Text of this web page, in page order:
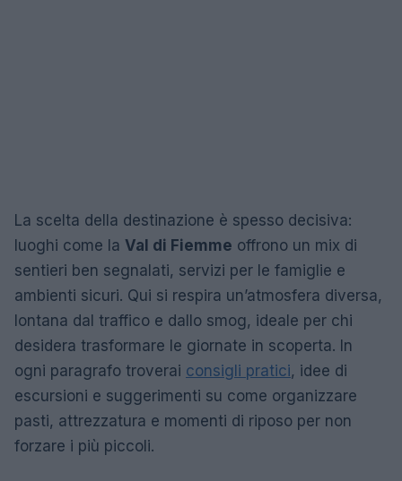
La scelta della destinazione è spesso decisiva:
luoghi come la Val di Fiemme offrono un mix di
sentieri ben segnalati, servizi per le famiglie e
ambienti sicuri. Qui si respira un’atmosfera diversa,
lontana dal traffico e dallo smog, ideale per chi
desidera trasformare le giornate in scoperta. In
ogni paragrafo troverai consigli pratici, idee di
escursioni e suggerimenti su come organizzare
pasti, attrezzatura e momenti di riposo per non
forzare i più piccoli.